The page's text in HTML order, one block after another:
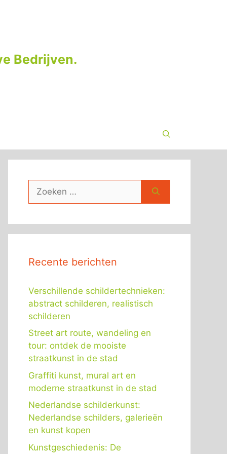
Bedrijven.
naar:
Recente berichten
Verschillende schildertechnieken:
abstract schilderen, realistisch
schilderen
Street art route, wandeling en
tour: ontdek de mooiste
straatkunst in de stad
Graffiti kunst, mural art en
moderne straatkunst in de stad
Nederlandse schilderkunst:
Nederlandse schilders, galerieën
en kunst kopen
Kunstgeschiedenis: De